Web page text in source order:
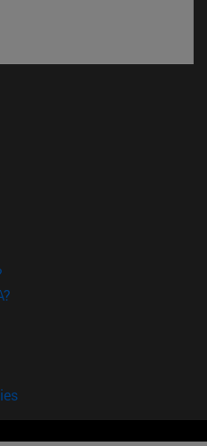
ventana)
(abre en nueva ventana)
en nueva ventana)